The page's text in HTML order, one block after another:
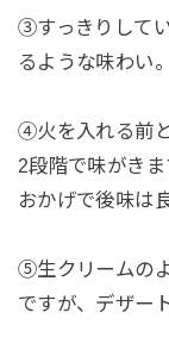
③すっきりして
るような味わい
④火を入れる前
2段階で味がき
おかげで後味は
⑤生クリームの
ですが、デザー